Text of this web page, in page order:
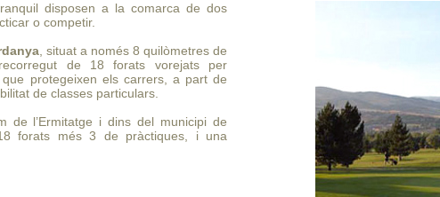
disposen a la comarca de dos
o competir.
, situat a només 8 quilòmetres de
de 18 forats vorejats per
protegeixen els carrers, a part de
de classes particulars.
de l’Ermitatge i dins del municipi de
forats més 3 de pràctiques, i una